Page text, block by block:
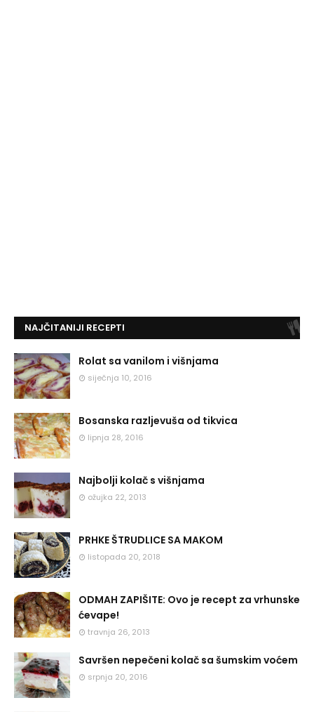
NAJČITANIJI RECEPTI
Rolat sa vanilom i višnjama
siječnja 10, 2016
Bosanska razljevuša od tikvica
lipnja 28, 2016
Najbolji kolač s višnjama
ožujka 22, 2013
PRHKE ŠTRUDLICE SA MAKOM
listopada 20, 2018
ODMAH ZAPIŠITE: Ovo je recept za vrhunske
ćevape!
travnja 26, 2013
Savršen nepečeni kolač sa šumskim voćem
srpnja 20, 2016